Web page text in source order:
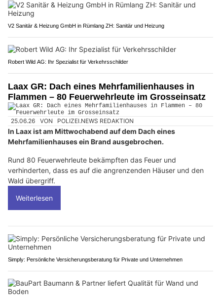
V2 Sanitär & Heizung GmbH in Rümlang ZH: Sanitär und Heizung
Robert Wild AG: Ihr Spezialist für Verkehrsschilder
Laax GR: Dach eines Mehrfamilienhauses in
Flammen – 80 Feuerwehrleute im Grosseinsatz
25.06.26 VON POLIZEI.NEWS REDAKTION
In Laax ist am Mittwochabend auf dem Dach eines
Mehrfamilienhauses ein Brand ausgebrochen.
Rund 80 Feuerwehrleute bekämpften das Feuer und
verhinderten, dass es auf die angrenzenden Häuser und den
Wald übergriff.
Weiterlesen
Simply: Persönliche Versicherungsberatung für Private und Unternehmen